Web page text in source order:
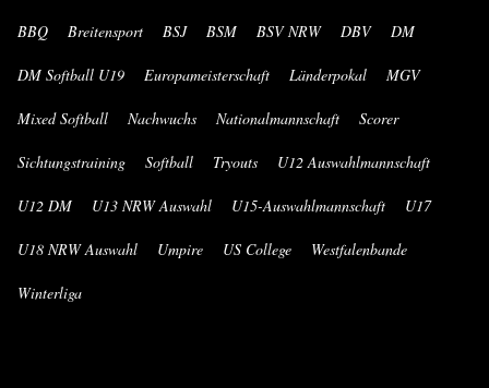
BBQ Breitensport BSJ BSM BSV NRW DBV DM
DM Softball U19 Europameisterschaft Länderpokal MGV
Mixed Softball Nachwuchs Nationalmannschaft Scorer
Sichtungstraining Softball Tryouts U12 Auswahlmannschaft
U12 DM U13 NRW Auswahl U15-Auswahlmannschaft U17
U18 NRW Auswahl Umpire US College Westfalenbande
Winterliga